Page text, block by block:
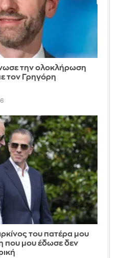
την ολοκλήρωση
τον Γρηγόρη
του πατέρα μου
που μου έδωσε δεν